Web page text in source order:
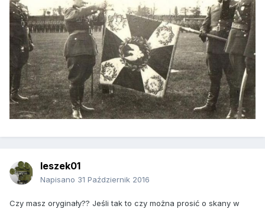
leszek01
Napisano 31 Październik 2016
Czy masz oryginały?? Jeśli tak to czy można prosić o skany w